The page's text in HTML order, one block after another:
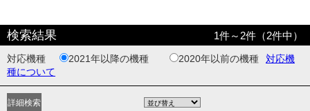
検索結果 1件～ 2件（2件中）
対応機種 2021年以降の機種 2020年以前の機種
対応機
種について